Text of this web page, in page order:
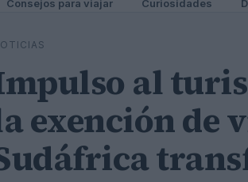
Consejos para viajar Curiosidades
al
exención de